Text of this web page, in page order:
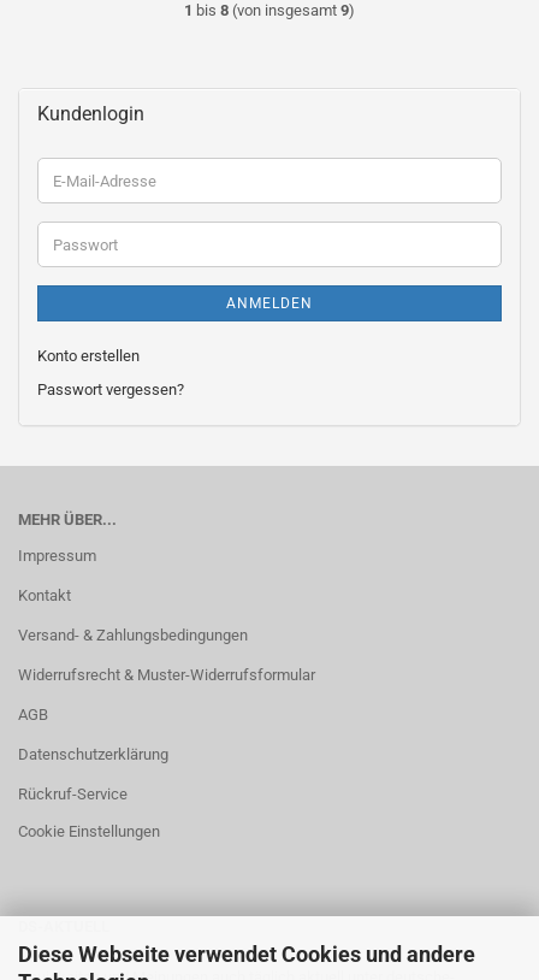
Diese Webseite verwendet Cookies und andere
1 bis 8 (von insgesamt 9)
Kundenlogin
E-
Mail-
Adresse
Passwort
ANMELDEN
Konto erstellen
Passwort vergessen?
MEHR ÜBER...
Impressum
Kontakt
Versand- & Zahlungsbedingungen
Widerrufsrecht & Muster-Widerrufsformular
AGB
Datenschutzerklärung
Rückruf-Service
Cookie Einstellungen